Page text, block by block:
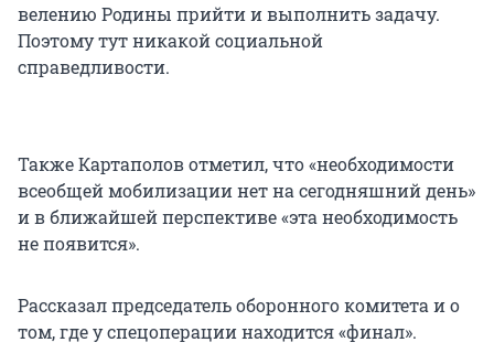
велению Родины прийти и выполнить задачу.
Поэтому тут никакой социальной
справедливости.
Также Картаполов отметил, что «необходимости
всеобщей мобилизации нет на сегодняшний день»
и в ближайшей перспективе «эта необходимость
не появится».
Рассказал председатель оборонного комитета и о
том, где у спецоперации находится «финал».